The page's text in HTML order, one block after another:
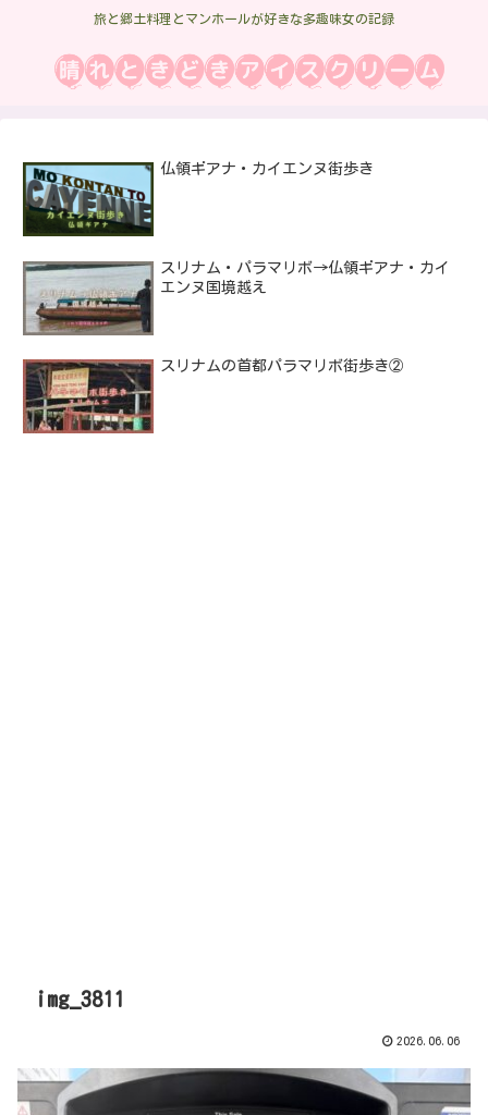
旅と郷土料理とマンホールが好きな多趣味女の記録
仏領ギアナ・カイエンヌ街歩き
スリナム・パラマリボ→仏領ギアナ・カイ
エンヌ国境越え
スリナムの首都パラマリボ街歩き②
img_3811
2026.06.06